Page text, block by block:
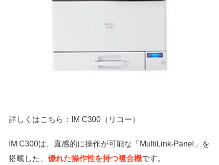
詳しくはこちら：IM C300（リコー）
IM C300は、直感的に操作が可能な「MultiLink-Panel」を
搭載した、 優れた操作性を持つ複合機です。